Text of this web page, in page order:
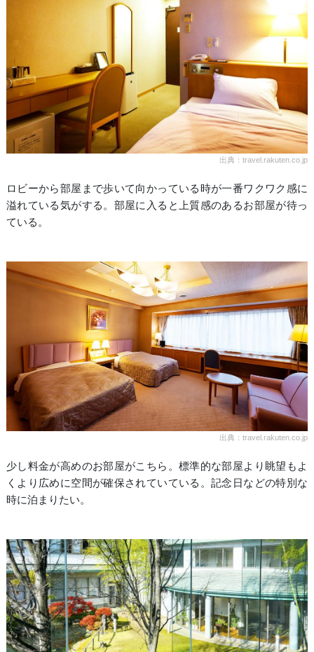
出典：travel.rakuten.co.jp
ロビーから部屋まで歩いて向かっている時が一番ワクワク感に
溢れている気がする。部屋に入ると上質感のあるお部屋が待っ
ている。
出典：travel.rakuten.co.jp
少し料金が高めのお部屋がこちら。標準的な部屋より眺望もよ
くより広めに空間が確保されていている。記念日などの特別な
時に泊まりたい。